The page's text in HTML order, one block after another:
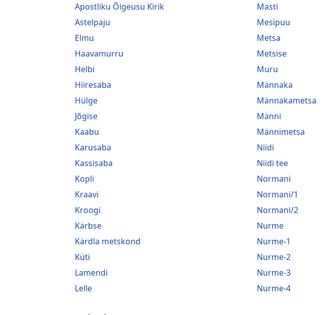
Apostliku Õigeusu Kirik
Astelpaju
Elmu
Haavamurru
Helbi
Hiiresaba
Hülge
Jõgise
Kaabu
Karusaba
Kassisaba
Kopli
Kraavi
Kroogi
Kärbse
Kärdla metskond
Küti
Lamendi
Lelle
Masti
Mesipuu
Metsa
Metsise
Muru
Männaka
Männakametsa
Männi
Männimetsa
Niidi
Niidi tee
Normani
Normani/1
Normani/2
Nurme
Nurme-1
Nurme-2
Nurme-3
Nurme-4